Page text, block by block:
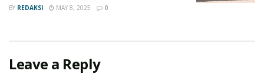
BY REDAKSI MAY 8, 2025 0
Leave a Reply